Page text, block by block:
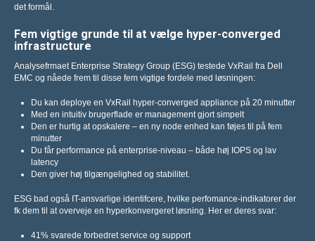
det formål.
Fem vigtige grunde til at vælge hyper-converged
infrastructure
Analysefrmaet Enterprise Strategy Group (ESG) testede VxRail fra Dell
EMC og nåede frem til disse fem vigtige fordele med løsningen:
Du kan deploye en VxRail hyper-converged appliance på 20 minutter
Med en intuitiv brugerflade er management gjort simpelt
Den er hurtig at opskalere – en ny node enhed kan føjes til på fem
minutter
Du får performance på enterprise-niveau – både høj IOPS og lav
latency
Den giver høj tilgængelighed og stabilitet.
ESG bad også IT-ansvarlige identifcere, hvilke perfomance-indikatorer der
fk dem til at overveje en hyperkonvergeret løsning. Her er deres svar:
41% svarede forbedret service og support